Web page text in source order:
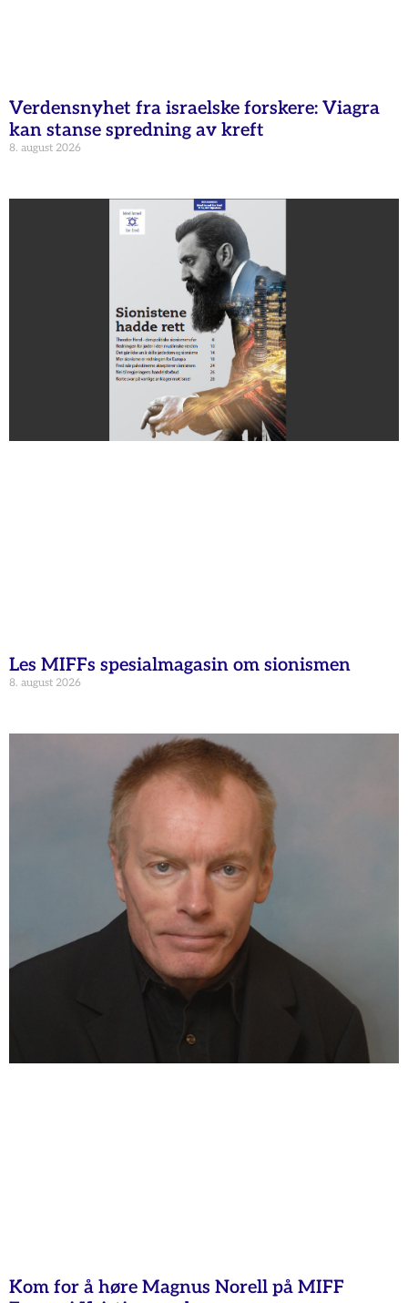
Verdensnyhet fra israelske forskere: Viagra
kan stanse spredning av kreft
8. august 2026
Les MIFFs spesialmagasin om sionismen
8. august 2026
Kom for å høre Magnus Norell på MIFF